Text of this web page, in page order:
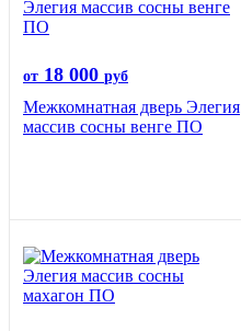
от 18 000 руб
Межкомнатная дверь Элегия
массив сосны венге ПО